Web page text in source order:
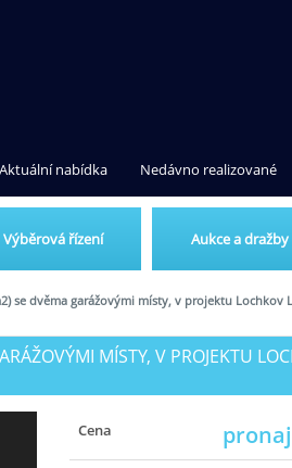
Aktuální nabídka Nedávno realizované
Výběrová řízení Aukce a dražby
se dvěma garážovými místy, v projektu Lochkov
MÍSTY, V PROJEKTU
Cena